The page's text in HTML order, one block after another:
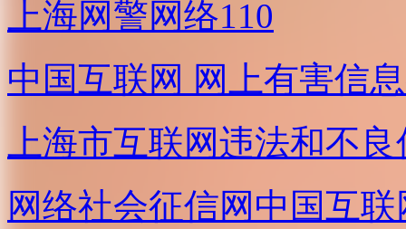
上海网警网络110
中国互联网 网上有害信
上海市互联网违法和不
网络社会征信网 中国互